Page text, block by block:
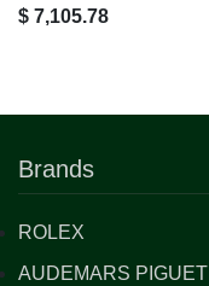
$ 7,105.78
Brands
ROLEX
AUDEMARS PIGUET